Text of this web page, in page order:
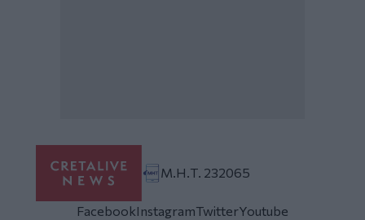
Μ.Η.Τ. 232065
FacebookInstagramTwitterYoutube